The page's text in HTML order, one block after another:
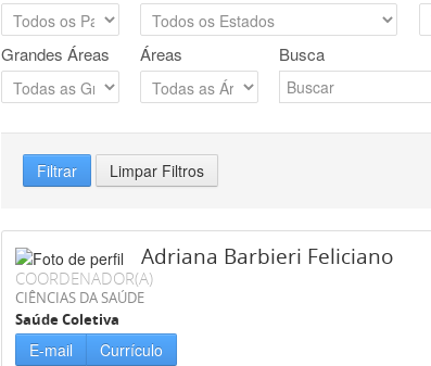
Grandes Áreas Áreas Busca
Filtrar Limpar Filtros
Adriana Barbieri Feliciano
COORDENADOR(A)
CIÊNCIAS DA SAÚDE
Saúde Coletiva
E-mail Currículo